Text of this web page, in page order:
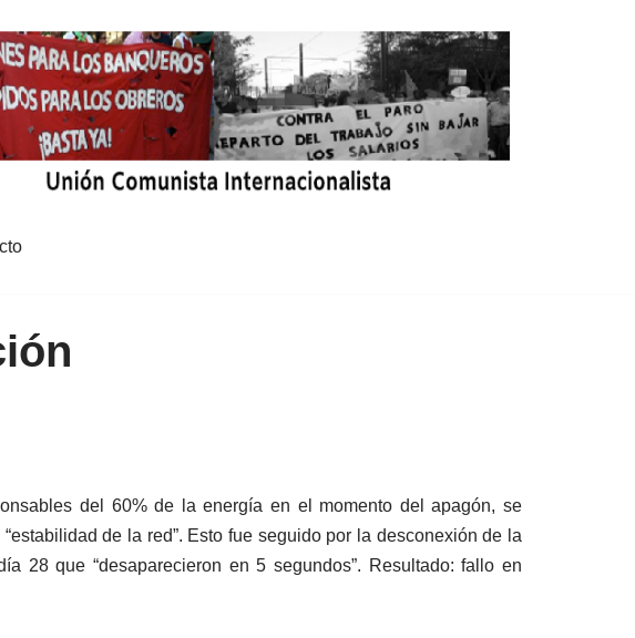
del 60% de la energía en el momento del apagón, se
de la red”. Esto fue seguido por la desconexión de la
28 que “desaparecieron en 5 segundos”. Resultado: fallo en